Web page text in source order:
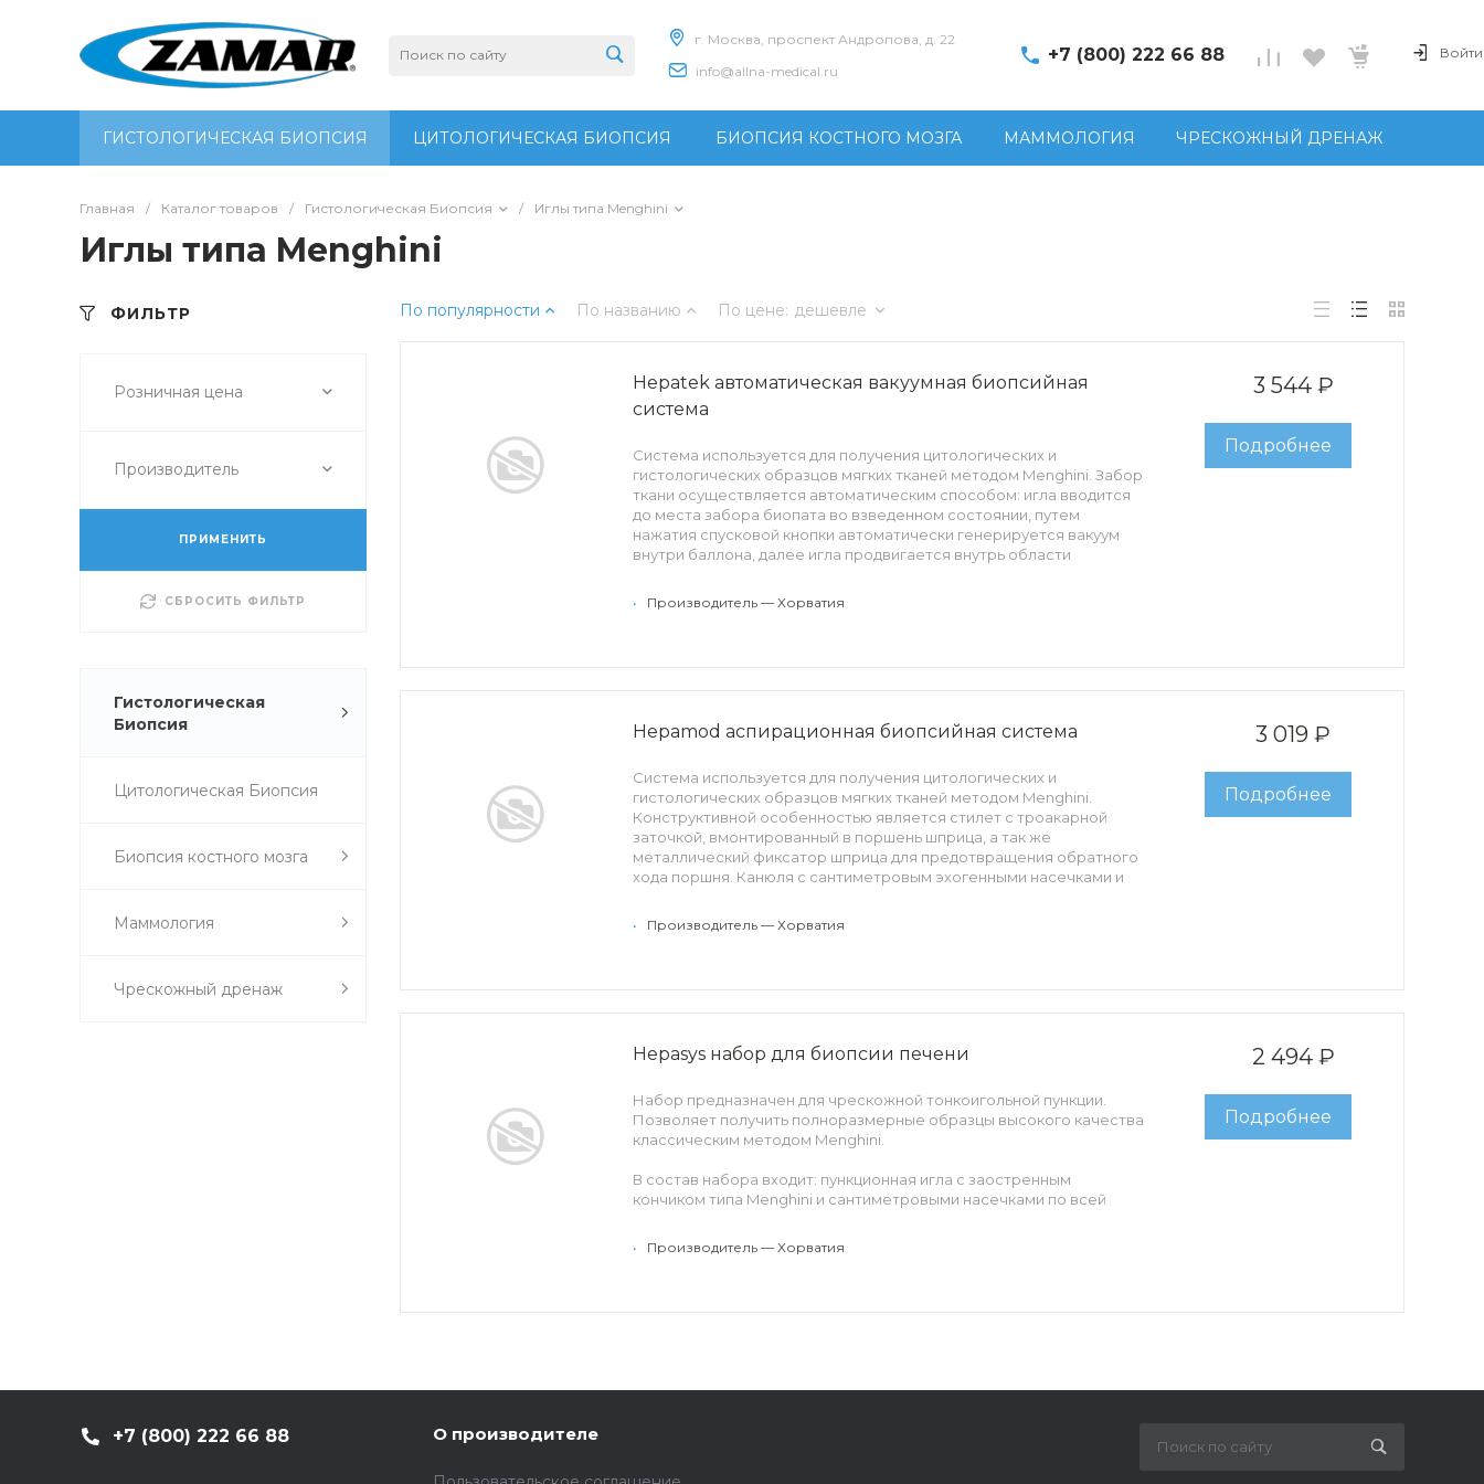
г. Москва, проспект Андропова, д. 22
info@allna-medical.ru
+7 (800) 222 66 88 Войти
ГИСТОЛОГИЧЕСКАЯ БИОПСИЯ ЦИТОЛОГИЧЕСКАЯ БИОПСИЯ БИОПСИЯ КОСТНОГО МОЗГА МАММОЛОГИЯ ЧРЕСКОЖНЫЙ ДРЕНАЖ
Главная / Каталог товаров / Гистологическая Биопсия / Иглы типа Menghini
Иглы типа Menghini
ФИЛЬТР
Розничная цена
Производитель
ПРИМЕНИТЬ
СБРОСИТЬ ФИЛЬТР
Гистологическая
Биопсия
Цитологическая Биопсия
Биопсия костного мозга
Маммология
Чрескожный дренаж
По популярности По названию По цене: дешевле
3 544 ₽
Подробнее
Hepatek автоматическая вакуумная биопсийная
система
Система используется для получения цитологических и
гистологических образцов мягких тканей методом Menghini. Забор
ткани осуществляется автоматическим способом: игла вводится
до места забора биопата во взведенном состоянии, путем
нажатия спусковой кнопки автоматически генерируется вакуум
внутри баллона, далее игла продвигается внутрь области
путем повторного взвода системы.
• Производитель — Хорватия
3 019 ₽
Подробнее
Hepamod аспирационная биопсийная система
Система используется для получения цитологических и
гистологических образцов мягких тканей методом Menghini.
Конструктивной особенностью является стилет с троакарной
заточкой, вмонтированный в поршень шприца, а так же
металлический фиксатор шприца для предотвращения обратного
хода поршня. Канюля с сантиметровым эхогенными насечками и
• Производитель — Хорватия
2 494 ₽
Подробнее
Hepasys набор для биопсии печени
Набор предназначен для чрескожной тонкоигольной пункции.
Позволяет получить полноразмерные образцы высокого качества
классическим методом Menghini.
В состав набора входит: пункционная игла с заостренным
кончиком типа Menghini и сантиметровыми насечками по всей
• Производитель — Хорватия
+7 (800) 222 66 88 О производителе